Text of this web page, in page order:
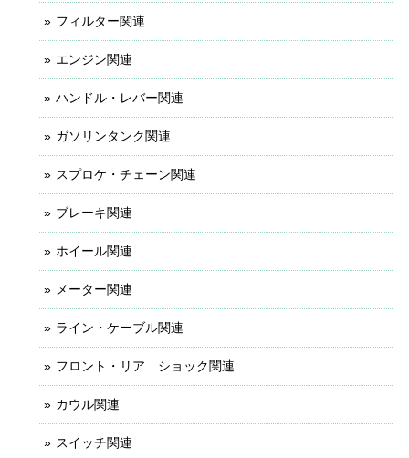
フィルター関連
エンジン関連
ハンドル・レバー関連
ガソリンタンク関連
スプロケ・チェーン関連
ブレーキ関連
ホイール関連
メーター関連
ライン・ケーブル関連
フロント・リア ショック関連
カウル関連
スイッチ関連